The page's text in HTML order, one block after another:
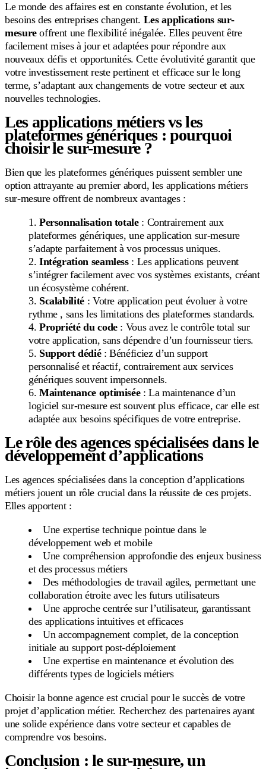
Le monde des affaires est en constante évolution, et les
besoins des entreprises changent. Les applications sur-
mesureoffrent une flexibilité inégalée. Elles peuvent être
facilement mises à jour et adaptées pour répondre aux
nouveaux défis et opportunités. Cette évolutivité garantit que
votre investissement reste pertinent et efficace sur le long
terme, s’adaptant aux changements de votre secteur et aux
nouvelles technologies.
Les applications métiers vs les
plateformes génériques : pourquoi
choisir le sur-mesure ?
Bien que les plateformes génériques puissent sembler une
option attrayante au premier abord, les applications métiers
sur-mesure offrent de nombreux avantages :
Personnalisation totale: Contrairement aux
plateformes génériques, une application sur-mesure
s’adapte parfaitement à vos processus uniques.
Intégration seamless: Les applications peuvent
s’intégrer facilement avec vos systèmes existants, créant
un écosystème cohérent.
Scalabilité: Votre application peut évoluer à votre
rythme , sans les limitations des plateformes standards.
Propriété du code: Vous avez le contrôle total sur
votre application, sans dépendre d’un fournisseur tiers.
Support dédié: Bénéficiez d’un support
personnalisé et réactif, contrairement aux services
génériques souvent impersonnels.
Maintenance optimisée: La maintenance d’un
logiciel sur-mesure est souvent plus efficace, car elle est
adaptée aux besoins spécifiques de votre entreprise.
Le rôle des agences spécialisées dans le
développement d’applications
Les agences spécialisées dans la conception d’applications
métiers jouent un rôle crucial dans la réussite de ces projets.
Elles apportent :
Une expertise technique pointue dans le
développement web et mobile
Une compréhension approfondie des enjeux business
et des processus métiers
Des méthodologies de travail agiles, permettant une
collaboration étroite avec les futurs utilisateurs
Une approche centrée sur l’utilisateur, garantissant
des applications intuitives et efficaces
Un accompagnement complet, de la conception
initiale au support post-déploiement
Une expertise en maintenance et évolution des
différents types de logiciels métiers
Choisir la bonne agence est crucial pour le succès de votre
projet d’application métier. Recherchez des partenaires ayant
une solide expérience dans votre secteur et capables de
comprendre vos besoins.
Conclusion : le sur-mesure, un